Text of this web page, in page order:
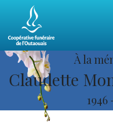
À la
Claudette
1946